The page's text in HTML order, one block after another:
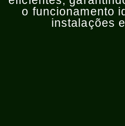
o funcionamento
instalações